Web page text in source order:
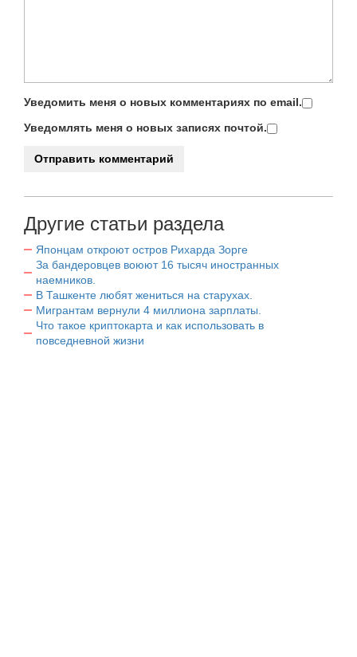
Уведомить меня о новых комментариях по email.
Уведомлять меня о новых записях почтой.
Другие статьи раздела
Японцам откроют остров Рихарда Зорге
За бандеровцев воюют 16 тысяч иностранных
наемников.
В Ташкенте любят жениться на старухах.
Мигрантам вернули 4 миллиона зарплаты.
Что такое криптокарта и как использовать в
повседневной жизни